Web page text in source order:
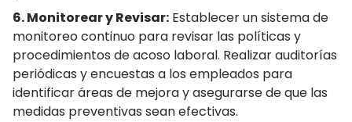
6. Monitorear y Revisar: Establecer un sistema de
monitoreo continuo para revisar las políticas y
procedimientos de acoso laboral. Realizar auditorías
periódicas y encuestas a los empleados para
identificar áreas de mejora y asegurarse de que las
medidas preventivas sean efectivas.